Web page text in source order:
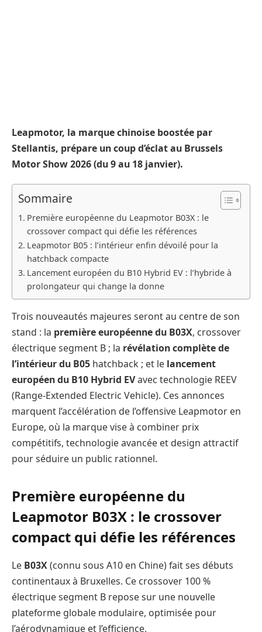
Leapmotor, la marque chinoise boostée par
Stellantis, prépare un coup d’éclat au Brussels
Motor Show 2026 (du 9 au 18 janvier).
Sommaire
Première européenne du Leapmotor B03X : le
crossover compact qui défie les références
Leapmotor B05 : l’intérieur enfin dévoilé pour la
hatchback compacte
Lancement européen du B10 Hybrid EV : l’hybride à
prolongateur qui change la donne
Trois nouveautés majeures seront au centre de son
stand : la première européenne du B03X, crossover
électrique segment B ; la révélation complète de
l’intérieur du B05 hatchback ; et le lancement
européen du B10 Hybrid EVavec technologie REEV
(Range-Extended Electric Vehicle). Ces annonces
marquent l’accélération de l’offensive Leapmotor en
Europe, où la marque vise à combiner prix
compétitifs, technologie avancée et design attractif
pour séduire un public rationnel.
Première européenne du
Leapmotor B03X : le crossover
compact qui défie les références
Le B03X(connu sous A10 en Chine) fait ses débuts
continentaux à Bruxelles. Ce crossover 100 %
électrique segment B repose sur une nouvelle
plateforme globale modulaire, optimisée pour
l’aérodynamique et l’efficience.